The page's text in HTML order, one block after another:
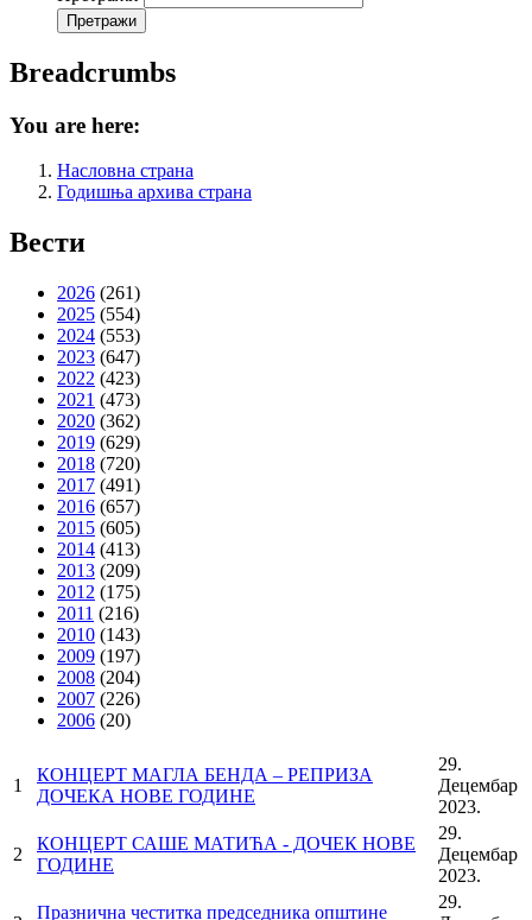
Breadcrumbs
You are here:
Насловна страна
Годишња архива страна
Вести
2026 (261)
2025 (554)
2024 (553)
2023 (647)
2022 (423)
2021 (473)
2020 (362)
2019 (629)
2018 (720)
2017 (491)
2016 (657)
2015 (605)
2014 (413)
2013 (209)
2012 (175)
2011 (216)
2010 (143)
2009 (197)
2008 (204)
2007 (226)
2006 (20)
1
КОНЦЕРТ МАГЛА БЕНДА – РЕПРИЗА
ДОЧЕКА НОВЕ ГОДИНЕ
29.
Децембар
2023.
2
КОНЦЕРТ САШЕ МАТИЋА - ДОЧЕК НОВЕ
ГОДИНЕ
29.
Децембар
2023.
Празнична честитка председника општине
29.